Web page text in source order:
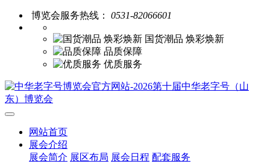
博览会服务热线： 0531-82066601
国货潮品 焕彩焕新
品质保障
优质服务
网站首页
展会介绍
展会简介 展区布局 展会日程 配套服务